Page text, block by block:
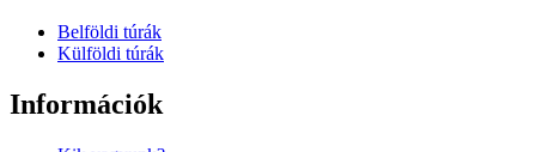
Belföldi túrák
Külföldi túrák
Információk